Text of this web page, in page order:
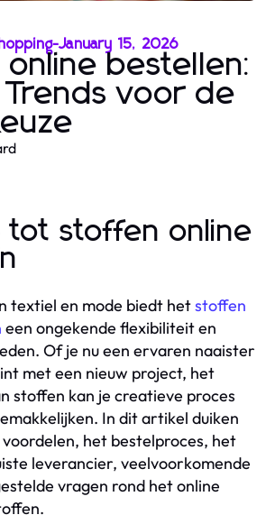
-January 15, 2026
bestellen:
voor de
tot stoffen online
textiel en mode biedt hetstoffen
een ongekende flexibiliteit en
Of je nu een ervaren naaister
met een nieuw project, het
stoffen kan je creatieve proces
In dit artikel duiken
het bestelproces, het
leverancier, veelvoorkomende
vragen rond het online